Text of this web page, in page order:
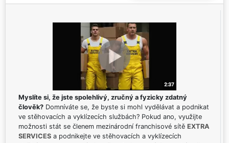
Myslíte si, že jste spolehlivý, zručný a fyzicky zdatný
člověk? Domníváte se, že byste si mohl vydělávat a podnikat
ve stěhovacích a vyklízecích službách? Pokud ano, využijte
možnosti stát se členem mezinárodní franchisové sítě EXTRA
SERVICES a podnikejte ve stěhovacích a vyklízecích